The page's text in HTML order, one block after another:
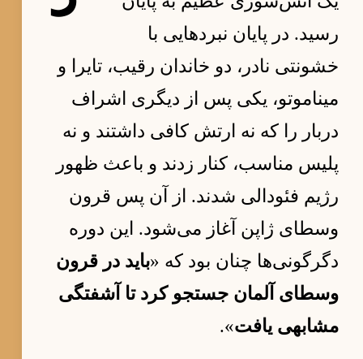
رسید. در پایان نبردهایی با
خشونتی نادر، دو خاندان رقیب، تایرا و
میناموتو، یکی پس از دیگری اشراف
دربار را که نه ارتش کافی داشتند و نه
پلیس مناسب، کنار زدند و باعث ظهور
رژیم فئودالی شدند. از آن پس قرون
وسطای ژاپن آغاز می‌شود. این دوره
دگرگونی‌ها چنان بود که «باید در قرون
وسطای آلمان جستجو کرد تا آشفتگی
مشابهی یافت».